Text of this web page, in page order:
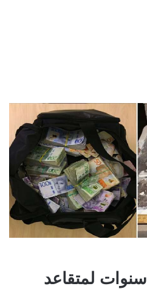
الحكم بالسجن 8 سنوات لمتقاعد